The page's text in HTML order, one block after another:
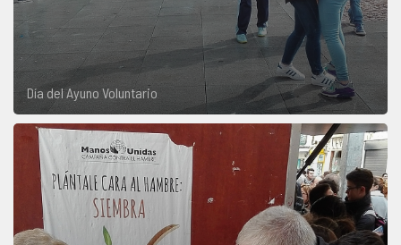
Día del Ayuno Voluntario